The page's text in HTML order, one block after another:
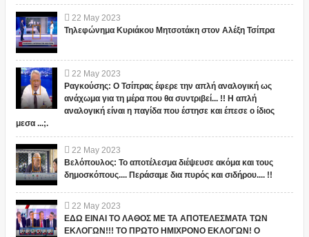
22 May 2023
Τηλεφώνημα Κυριάκου Μητσοτάκη στον Αλέξη Τσίπρα
22 May 2023
Ραγκούσης: Ο Τσίπρας έφερε την απλή αναλογική ως
ανάχωμα για τη μέρα που θα συντριβεί... !! Η απλή
αναλογική είναι η παγίδα που έστησε και έπεσε ο ίδιος
μεσα ...;.
22 May 2023
Βελόπουλος: Το αποτέλεσμα διέψευσε ακόμα και τους
δημοσκόπους.... Περάσαμε δια πυρός και σιδήρου.... !!
22 May 2023
ΕΔΩ ΕΙΝΑΙ ΤΟ ΛΑΘΟΣ ΜΕ ΤΑ ΑΠΟΤΕΛΕΣΜΑΤΑ ΤΩΝ
ΕΚΛΟΓΩΝ!!! ΤΟ ΠΡΩΤΟ ΗΜΙΧΡΟΝΟ ΕΚΛΟΓΩΝ! Ο